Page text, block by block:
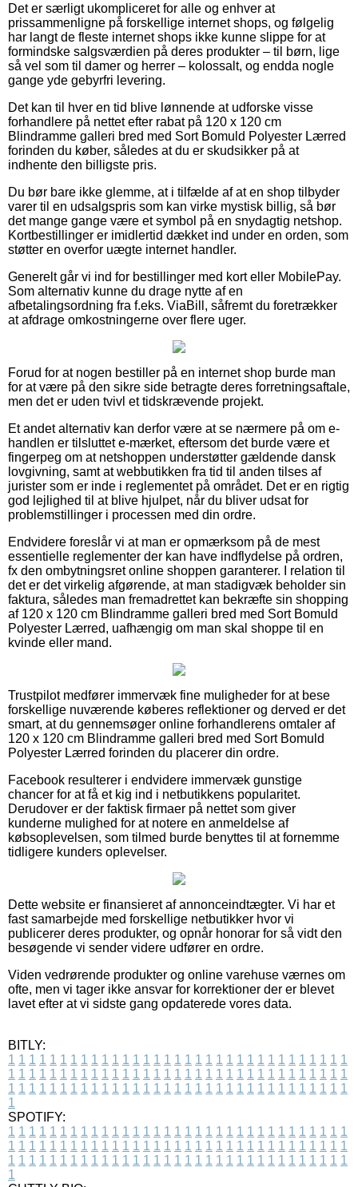
Det er særligt ukompliceret for alle og enhver at
prissammenligne på forskellige internet shops, og følgelig
har langt de fleste internet shops ikke kunne slippe for at
formindske salgsværdien på deres produkter – til børn, lige
så vel som til damer og herrer – kolossalt, og endda nogle
gange yde gebyrfri levering.
Det kan til hver en tid blive lønnende at udforske visse
forhandlere på nettet efter rabat på 120 x 120 cm
Blindramme galleri bred med Sort Bomuld Polyester Lærred
forinden du køber, således at du er skudsikker på at
indhente den billigste pris.
Du bør bare ikke glemme, at i tilfælde af at en shop tilbyder
varer til en udsalgspris som kan virke mystisk billig, så bør
det mange gange være et symbol på en snydagtig netshop.
Kortbestillinger er imidlertid dækket ind under en orden, som
støtter en overfor uægte internet handler.
Generelt går vi ind for bestillinger med kort eller MobilePay.
Som alternativ kunne du drage nytte af en
afbetalingsordning fra f.eks. ViaBill, såfremt du foretrækker
at afdrage omkostningerne over flere uger.
Forud for at nogen bestiller på en internet shop burde man
for at være på den sikre side betragte deres forretningsaftale,
men det er uden tvivl et tidskrævende projekt.
Et andet alternativ kan derfor være at se nærmere på om e-
handlen er tilsluttet e-mærket, eftersom det burde være et
fingerpeg om at netshoppen understøtter gældende dansk
lovgivning, samt at webbutikken fra tid til anden tilses af
jurister som er inde i reglementet på området. Det er en rigtig
god lejlighed til at blive hjulpet, når du bliver udsat for
problemstillinger i processen med din ordre.
Endvidere foreslår vi at man er opmærksom på de mest
essentielle reglementer der kan have indflydelse på ordren,
fx den ombytningsret online shoppen garanterer. I relation til
det er det virkelig afgørende, at man stadigvæk beholder sin
faktura, således man fremadrettet kan bekræfte sin shopping
af 120 x 120 cm Blindramme galleri bred med Sort Bomuld
Polyester Lærred, uafhængig om man skal shoppe til en
kvinde eller mand.
Trustpilot medfører immervæk fine muligheder for at bese
forskellige nuværende køberes reflektioner og derved er det
smart, at du gennemsøger online forhandlerens omtaler af
120 x 120 cm Blindramme galleri bred med Sort Bomuld
Polyester Lærred forinden du placerer din ordre.
Facebook resulterer i endvidere immervæk gunstige
chancer for at få et kig ind i netbutikkens popularitet.
Derudover er der faktisk firmaer på nettet som giver
kunderne mulighed for at notere en anmeldelse af
købsoplevelsen, som tilmed burde benyttes til at fornemme
tidligere kunders oplevelser.
Dette website er finansieret af annonceindtægter. Vi har et
fast samarbejde med forskellige netbutikker hvor vi
publicerer deres produkter, og opnår honorar for så vidt den
besøgende vi sender videre udfører en ordre.
Viden vedrørende produkter og online varehuse værnes om
ofte, men vi tager ikke ansvar for korrektioner der er blevet
lavet efter at vi sidste gang opdaterede vores data.
BITLY:
1 1 1 1 1 1 1 1 1 1 1 1 1 1 1 1 1 1 1 1 1 1 1 1 1 1 1 1 1 1 1 1 1
1 1 1 1 1 1 1 1 1 1 1 1 1 1 1 1 1 1 1 1 1 1 1 1 1 1 1 1 1 1 1 1 1
1 1 1 1 1 1 1 1 1 1 1 1 1 1 1 1 1 1 1 1 1 1 1 1 1 1 1 1 1 1 1 1 1
1
SPOTIFY:
1 1 1 1 1 1 1 1 1 1 1 1 1 1 1 1 1 1 1 1 1 1 1 1 1 1 1 1 1 1 1 1 1
1 1 1 1 1 1 1 1 1 1 1 1 1 1 1 1 1 1 1 1 1 1 1 1 1 1 1 1 1 1 1 1 1
1 1 1 1 1 1 1 1 1 1 1 1 1 1 1 1 1 1 1 1 1 1 1 1 1 1 1 1 1 1 1 1 1
1